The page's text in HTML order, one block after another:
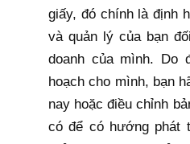
giấy, đó chính là định
và quản lý của bạn
doanh của mình. Do
hoạch cho mình, bạn
nay hoặc điều chỉnh
có để có hướng phát